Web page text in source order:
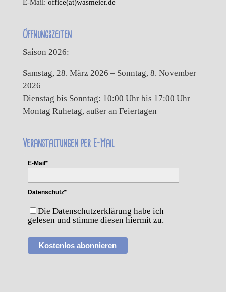
E-Mail: office(at)wasmeier.de
Öffnungszeiten
Saison 2026:
Samstag, 28. März 2026 – Sonntag, 8. November
2026
Dienstag bis Sonntag: 10:00 Uhr bis 17:00 Uhr
Montag Ruhetag, außer an Feiertagen
Veranstaltungen per E-Mail
E-Mail*
Datenschutz*
Die Datenschutzerklärung habe ich
gelesen und stimme diesen hiermit zu.
Kostenlos abonnieren